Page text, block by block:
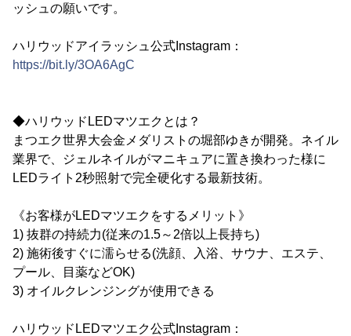
ッシュの願いです。
ハリウッドアイラッシュ公式Instagram：
https://bit.ly/3OA6AgC
◆ハリウッドLEDマツエクとは？
まつエク世界大会金メダリストの堀部ゆきが開発。ネイル
業界で、ジェルネイルがマニキュアに置き換わった様に
LEDライト2秒照射で完全硬化する最新技術。
《お客様がLEDマツエクをするメリット》
1) 抜群の持続力(従来の1.5～2倍以上長持ち)
2) 施術後すぐに濡らせる(洗顔、入浴、サウナ、エステ、
プール、目薬などOK)
3) オイルクレンジングが使用できる
ハリウッドLEDマツエク公式Instagram：